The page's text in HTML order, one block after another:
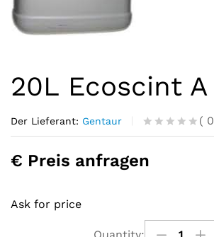
20L Ecoscint A
Der Lieferant: Gentaur
R
t
t
0
( 0
€ Preis anfragen
Ask for price